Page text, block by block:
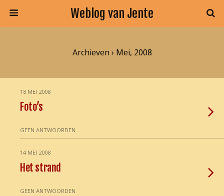
Weblog van Jente
Archieven › Mei, 2008
18 MEI 2008
Foto’s
GEEN ANTWOORDEN
14 MEI 2008
Het strand
GEEN ANTWOORDEN